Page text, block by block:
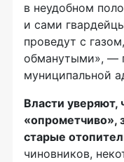
в неудобном
и сами
проведут с
обманутыми», —
муниципальной
Власти уверяют,
«опрометчиво»,
старые
чиновников,